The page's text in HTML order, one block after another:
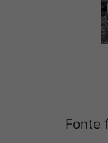
Fonte